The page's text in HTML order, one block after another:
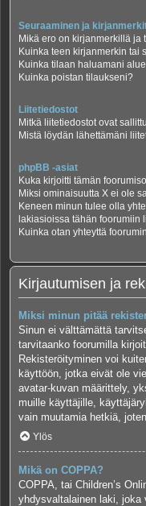
Seuraaminen ja
Mikä ero on kirjanmerkillä ja
Kuinka teen kirjanmerkin tai
Kuinka tilaan haluamani
Kuinka poistan tilaukseni?
Liitetiedostot
Mitkä liitetiedostot ovat
Mistä löydän lähettämäni
phpBB -asiat
Kuka kirjoitti tämän
Miksi ominaisuutta X ei ole
Keneen minun tulee olla
lakiasioissa tähän foorumiin
Kuinka otan yhteyttä
Kirjautumisen ja
Miksi minun pitää
Sinun ei välttämättä
tarvitaanko foorumilla
Rekisteröityminen voi
käyttöön, jotka eivät ole
avatar-kuvan määrittely,
muille käyttäjille,
vain muutamia hetkiä,
Ylös
Mikä on COPPA?
COPPA, tai Children’s
yhdysvaltalainen laki,